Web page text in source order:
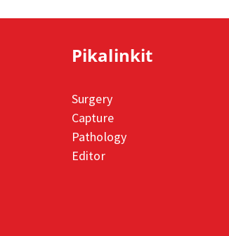
Pikalinkit
Surgery
Capture
Pathology
Editor